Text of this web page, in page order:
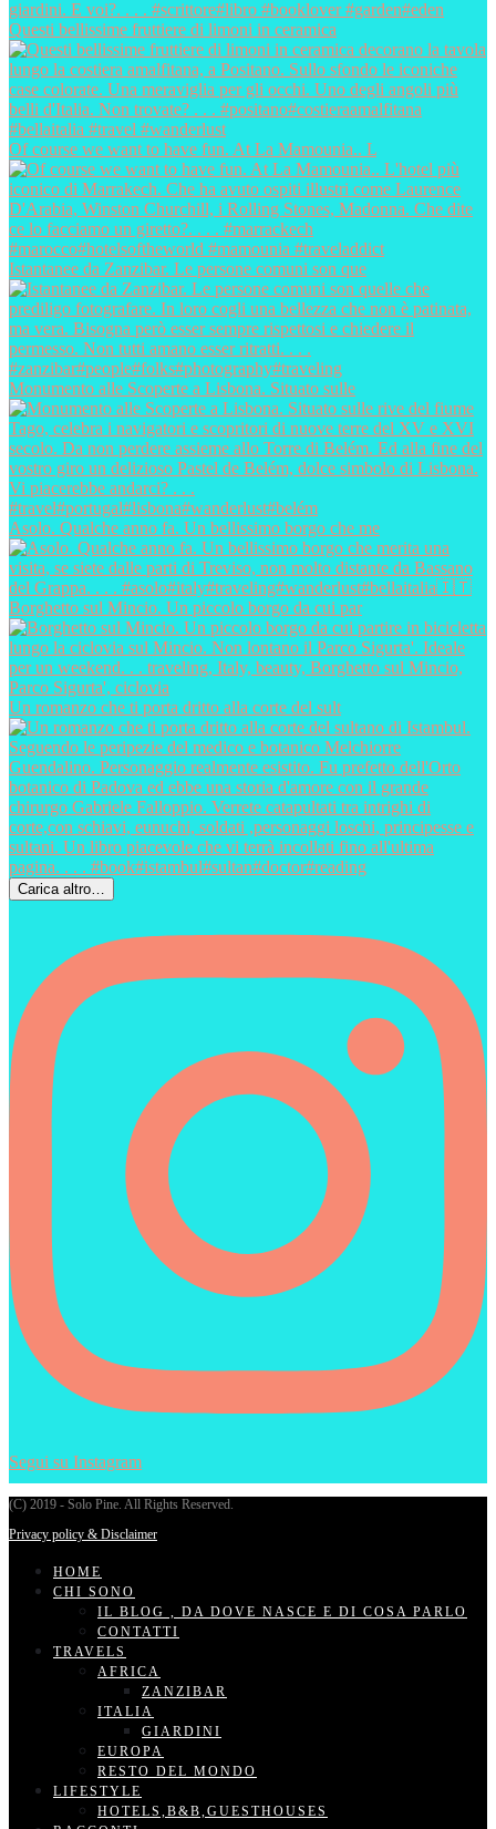
Questi bellissime fruttiere di limoni in ceramica
Of course we want to have fun. At La Mamounia.. L
Istantanee da Zanzibar. Le persone comuni son que
Monumento alle Scoperte a Lisbona. Situato sulle
Asolo. Qualche anno fa. Un bellissimo borgo che me
Borghetto sul Mincio. Un piccolo borgo da cui par
Un romanzo che ti porta dritto alla corte del sult
Carica altro…
Segui su Instagram
(C) 2019 - Solo Pine. All Rights Reserved.
Privacy policy & Disclaimer
HOME
CHI SONO
IL BLOG , DA DOVE NASCE E DI COSA PARLO
CONTATTI
TRAVELS
AFRICA
ZANZIBAR
ITALIA
GIARDINI
EUROPA
RESTO DEL MONDO
LIFESTYLE
HOTELS,B&B,GUESTHOUSES